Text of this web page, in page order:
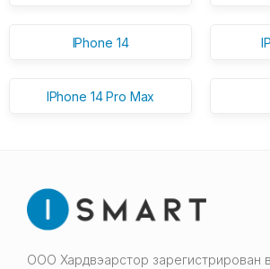
IPhone 14
IPhone 14 Pro Max
ООО Хардвэарстор зарегистрирован